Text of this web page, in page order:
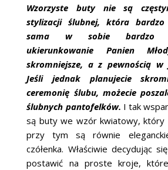
Wzorzyste buty nie są
stylizacji ślubnej, która
sama w sobie bardzo
ukierunkowanie Panien
skromniejsze, a z pewnością w
Jeśli jednak planujecie
ceremonię ślubu, możecie
ślubnych pantofelków. I tak
są buty we wzór kwiatowy, który
przy tym są równie
czółenka. Właściwie decydując
postawić na proste kroje,